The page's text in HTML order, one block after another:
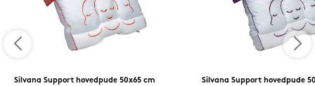
Silvana Support hovedpude 50x65 cm
Silvana Support hovedpude